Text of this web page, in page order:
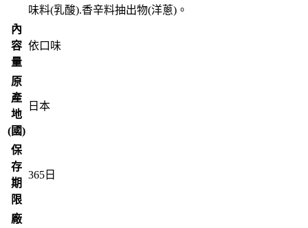
味料(乳酸).香辛料抽出物(洋蔥)。
內
容
量
依口味
原
產
地
(國)
日本
保
存
期
限
365 日
廠